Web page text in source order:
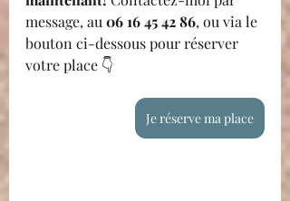
message, au 06 16 45 42 86, ou via le
bouton ci-dessous pour réserver
votre place 👇
Je réserve ma place